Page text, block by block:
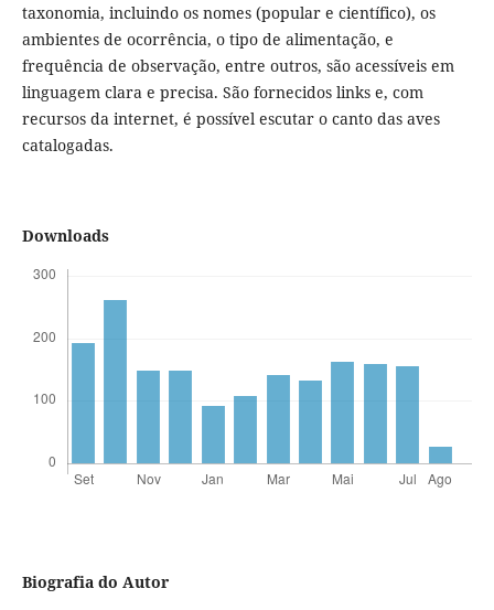
taxonomia, incluindo os nomes (popular e científico), os
ambientes de ocorrência, o tipo de alimentação, e
frequência de observação, entre outros, são acessíveis em
linguagem clara e precisa. São fornecidos links e, com
recursos da internet, é possível escutar o canto das aves
catalogadas.
Downloads
Biografia do Autor